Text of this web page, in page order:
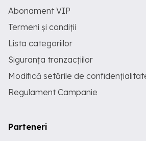
Abonament VIP
Termeni și condiții
Lista categoriilor
Siguranța tranzacțiilor
Modifică setările de
Regulament Campanie
Parteneri